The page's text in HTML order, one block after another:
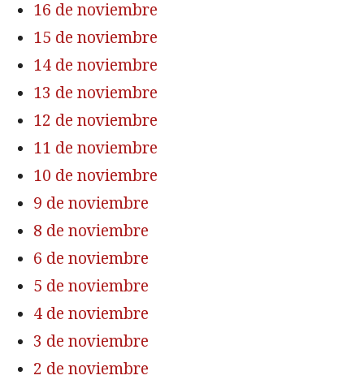
16 de noviembre
15 de noviembre
14 de noviembre
13 de noviembre
12 de noviembre
11 de noviembre
10 de noviembre
9 de noviembre
8 de noviembre
6 de noviembre
5 de noviembre
4 de noviembre
3 de noviembre
2 de noviembre